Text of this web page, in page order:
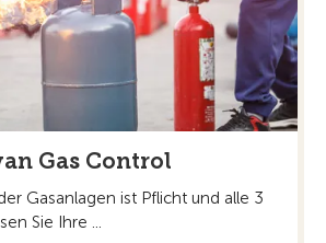
Gas Control
Gasanlagen ist Pflicht und alle 3
Sie Ihre ...